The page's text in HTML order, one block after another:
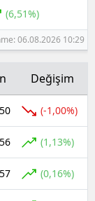
(6,51%)
06.08.2026 10:29
Değişim
(-1,00%)
(1,13%)
(0,16%)